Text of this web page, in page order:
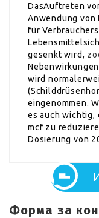
DasAuftreten
Anwendung von
für
gesenkt wird,
wird
eingenommen.
es auch wichtig,
mcf zu
Dosierung von
Форма за